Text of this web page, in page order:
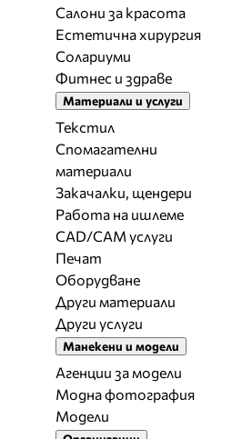
Салони за красота
Естетична хирургия
Солариуми
Фитнес и здраве
Материали и услуги
Текстил
Спомагателни
материали
Закачалки, щендери
Работа на ишлеме
CAD/CAM услуги
Печат
Оборудване
Други материали
Други услуги
Манекени и модели
Агенции за модели
Модна фотография
Модели